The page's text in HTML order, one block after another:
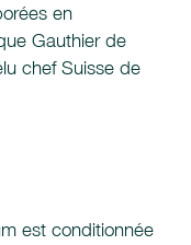
en
Gauthier de
chef Suisse de
est conditionnée